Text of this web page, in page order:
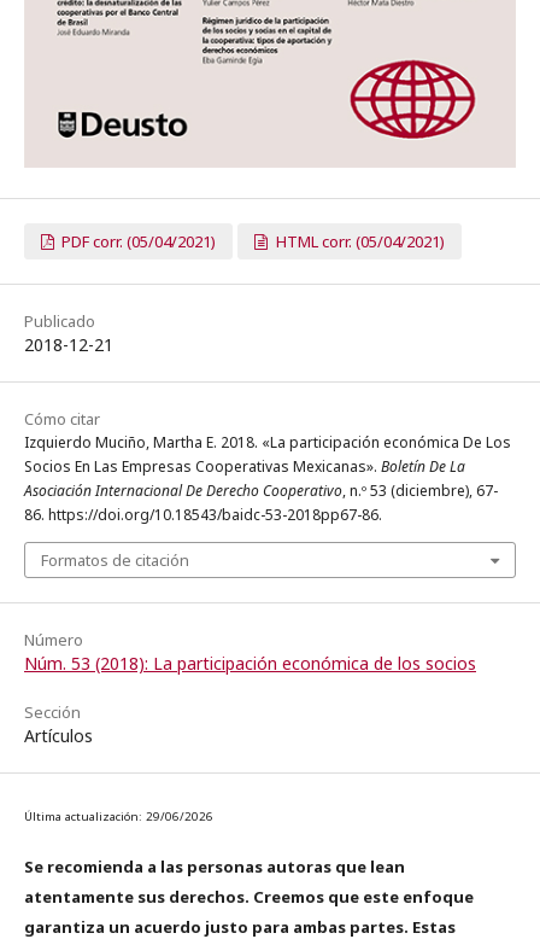
PDF corr. (05/04/2021) HTML corr. (05/04/2021)
Publicado
2018-12-21
Cómo citar
Izquierdo Muciño, Martha E. 2018. «La participación económica De Los
Socios En Las Empresas Cooperativas Mexicanas». Boletín De La
Asociación Internacional De Derecho Cooperativo, n.º 53 (diciembre), 67-
86. https://doi.org/10.18543/baidc-53-2018pp67-86.
Formatos de citación
Número
Núm. 53 (2018): La participación económica de los socios
Sección
Artículos
Última actualización: 29/06/2026
Se recomienda a las personas autoras que lean
atentamente sus derechos. Creemos que este enfoque
garantiza un acuerdo justo para ambas partes. Estas